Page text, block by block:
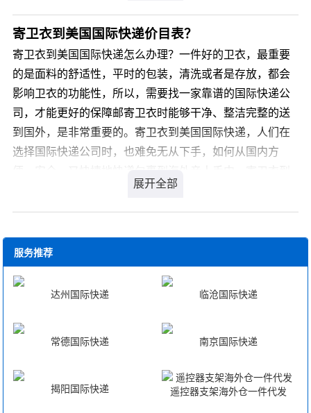
4、国际快递包裹单件货物的规格必须保证：1长 + 2高 + 2
宽 < 330CM； 5、国际快递包裹单件超过或等于68公
斤/件的，必须用有脚卡板进行包装(部分国家拒收原本卡板
包装)，否则快递公司拒收货物； 6、倘若有以下情况
的国际快递包裹，需预先订舱：货物单件维长超过330厘
米；货物单件重量超过68公斤；货物单件不超过330厘
米，重量不超过68公斤，但一票货超过300公斤。 7、
所托运的国际快递公司业务员确认价格。
您可以登录我们官方网站 详细咨询，我司会有专业客服为
您解答，解决您国际快递寄棉被到英国的疑虑。
寄卫衣到美国国际快递价目表？
寄卫衣到美国国际快递怎么办理？一件好的卫衣，最重要
的是面料的舒适性，平时的包装，清洗或者是存放，都会
影响卫衣的功能性，所以，需要找一家靠谱的国际快递公
司，才能更好的保障邮寄卫衣时能够干净、整洁完整的送
到国外，是非常重要的。寄卫衣到美国国际快递，人们在
选择国际快递公司时，也难免无从下手，如何从国内方
美国国际快递多久能到？寄卫衣到美国国际快递比较好的
国际快递公司有哪些呢?您可以登录我们官方网站 详细咨
际快递的疑虑。
服务推荐
达州国际快递 临沧国际快递
常德国际快递 南京国际快递
揭阳国际快递 遥控器支架海外仓一件代发